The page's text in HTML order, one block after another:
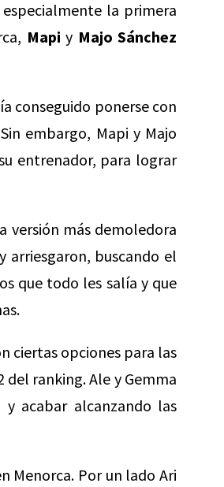
la primera
Mapi y Majo Sánchez
conseguido ponerse con
embargo, Mapi y Majo
entrenador, para lograr
versión más demoledora
arriesgaron, buscando el
que todo les salía y que
ciertas opciones para las
ranking. Ale y Gemma
acabar alcanzando las
Menorca. Por un lado Ari